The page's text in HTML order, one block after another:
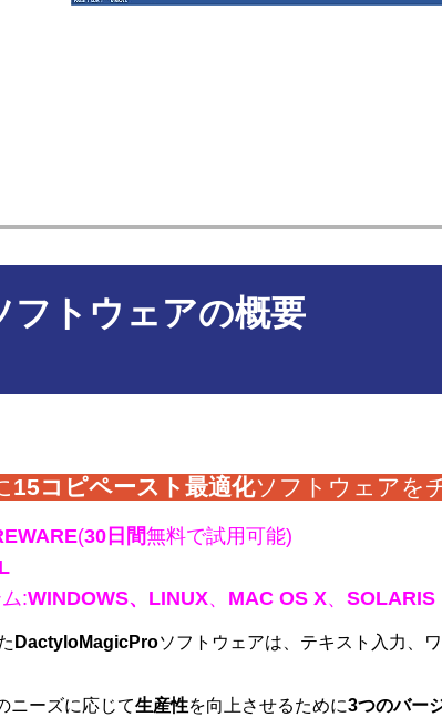
フトウェアの概要
15コピペース ト最適化ソフトウェアを
(30日間無料で試用可能)
:WINDOWS、 LINUX、 MAC OS X、 SOLARIS
DactyloMagicProソフトウェアは、テキスト入力、
ニーズに応じて生産性を向上させるために3つのバー